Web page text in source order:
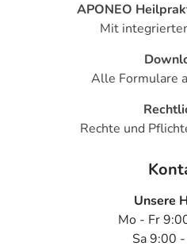
APONEO
Mit
Alle Formulare
Rechte und
Unsere
Mo - Fr
Sa 9:00